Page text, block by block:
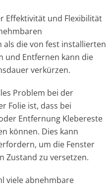
Effektivität und Flexibilität
die von fest installierten
und Entfernen kann die
verkürzen.
Problem bei der
Folie ist, dass bei
Entfernung Klebereste
können. Dies kann
um die Fenster
Zustand zu versetzen.
viele abnehmbare